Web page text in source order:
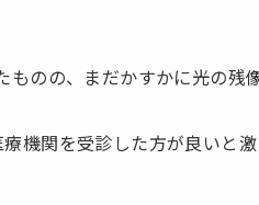
のの、まだかすかに光の残
機関を受診した方が良いと